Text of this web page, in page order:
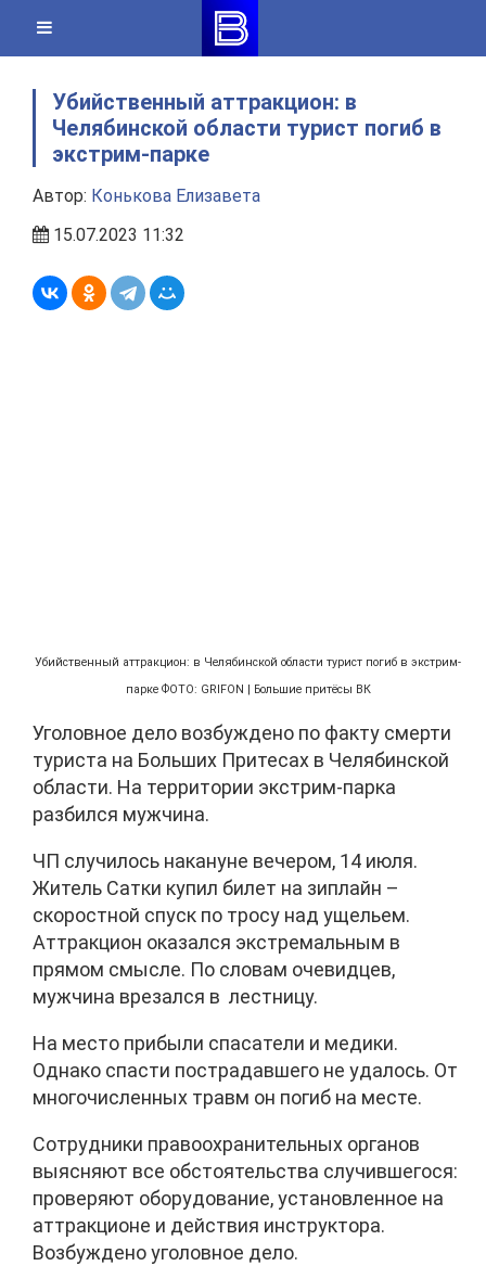
content
Убийственный аттракцион: в
Челябинской области турист погиб в
экстрим-парке
Автор: Конькова Елизавета
15.07.2023 11:32
Убийственный аттракцион: в Челябинской области турист погиб в экстрим-
парке ФОТО: GRIFON | Большие притёсы ВК
Уголовное дело возбуждено по факту смерти
туриста на Больших Притесах в Челябинской
области. На территории экстрим-парка
разбился мужчина.
ЧП случилось накануне вечером, 14 июля.
Житель Сатки купил билет на зиплайн –
скоростной спуск по тросу над ущельем.
Аттракцион оказался экстремальным в
прямом смысле. По словам очевидцев,
мужчина врезался в лестницу.
На место прибыли спасатели и медики.
Однако спасти пострадавшего не удалось. От
многочисленных травм он погиб на месте.
Сотрудники правоохранительных органов
выясняют все обстоятельства случившегося:
проверяют оборудование, установленное на
аттракционе и действия инструктора.
Возбуждено уголовное дело.